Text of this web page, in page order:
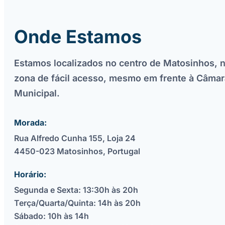
Onde Estamos
Estamos localizados no centro de Matosinhos,
zona de fácil acesso, mesmo em frente à
Municipal.
Morada:
Rua Alfredo Cunha 155, Loja 24
4450-023 Matosinhos, Portugal
Horário:
Segunda e Sexta: 13:30h às 20h
Terça/Quarta/Quinta: 14h às 20h
Sábado: 10h às 14h